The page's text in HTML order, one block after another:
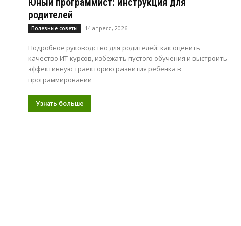
родителей
Полезные советы 14 апреля, 2026
Подробное руководство для родителей: как оценить
качество ИТ-курсов, избежать пустого обучения и выстроить
эффективную траекторию развития ребёнка в
программировании
Узнать больше